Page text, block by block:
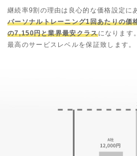
継続率9割の理由は良心的な価格設定に
パーソナルトレーニング1回あたりの価
の7,150円と業界最安クラスになります
最高のサービスレベルを保証致します。